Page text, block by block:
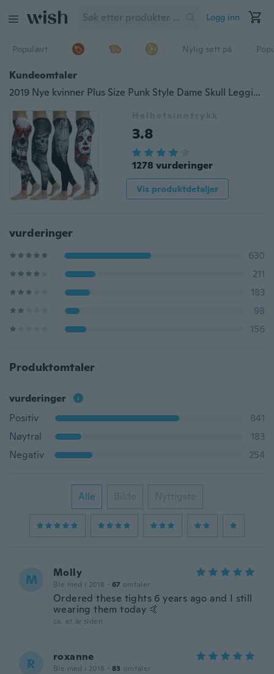
Logg inn
Populært Nylig sett på
Kundeomtaler
2019 Nye kvinner Plus Size Punk Style Dame Skull Leggings High Elastic Gym Fashion Fitness Leggings Sports Yoga Bukser
Helhetsinntrykk
3.8
1278 vurderinger
Vis produktdetaljer
vurderinger
630
211
183
98
156
Produktomtaler
vurderinger
Positiv
841
Nøytral
183
Negativ
254
Alle Bilde Nyttigste
M Molly
Ble med i 2018 · 67 omtaler
Ordered these tights 6 years ago and I still
wearing them today 🤙
ca. et år siden
R roxanne
Ble med i 2018 · 83 omtaler